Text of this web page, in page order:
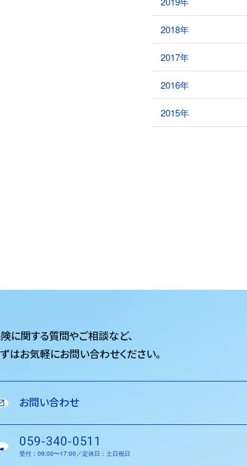
2018年
2017年
2016年
2015年
に関する質問やご相談など、
はお気軽にお問い合わせください。
お問い合わせ
059-340-0511
受付：09:00〜17:00／定休日：土日祝日